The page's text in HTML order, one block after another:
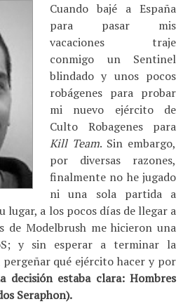
Cuando bajé a España
para pasar mis
vacaciones traje
conmigo un Sentinel
blindado y unos pocos
robágenes para probar
mi nuevo ejército de
Culto Robagenes para
Kill Team. Sin embargo,
por diversas razones,
finalmente no he jugado
ni una sola partida a
lugar, a los pocos días de llegar a
de Modelbrush me hicieron una
y sin esperar a terminar la
pergeñar qué ejército hacer y por
decisión estaba clara: Hombres
Seraphon).